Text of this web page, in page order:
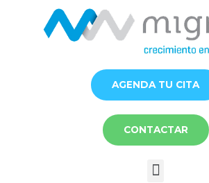
AGENDA TU CITA
CONTACTAR
Menú